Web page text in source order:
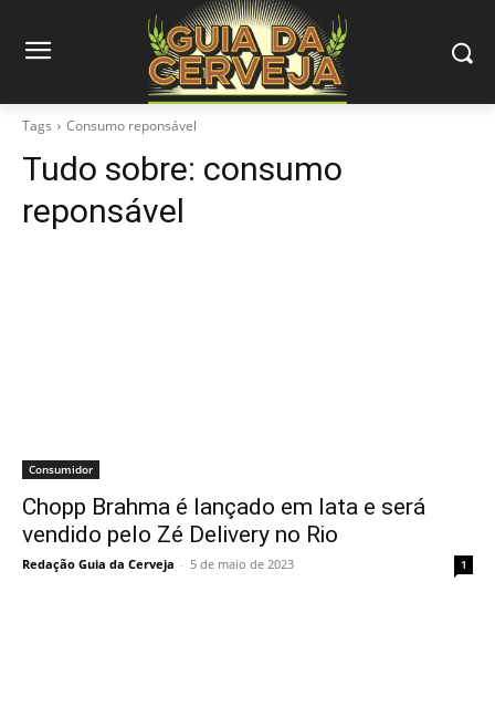
Tags Consumo reponsável
Tudo sobre: consumo
reponsável
Consumidor
Chopp Brahma é lançado em lata e será
vendido pelo Zé Delivery no Rio
Redação Guia da Cerveja - 5 de maio de 2023 1